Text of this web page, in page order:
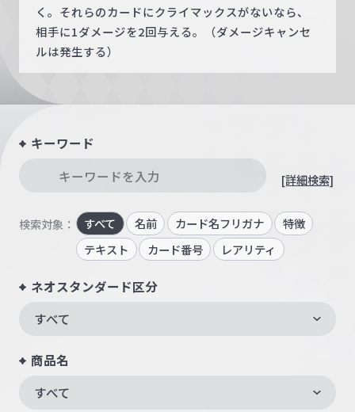
く。それらのカードにクライマックスがないなら、
相手に1ダメージを2回与える。（ダメージキャンセ
ルは発生する）
キーワード
[詳細検索]
検索対象： すべて 名前 カード名フリガナ
特徴
テキスト
カード番号 レアリティ
ネオスタンダード区分
すべて
商品名
すべて